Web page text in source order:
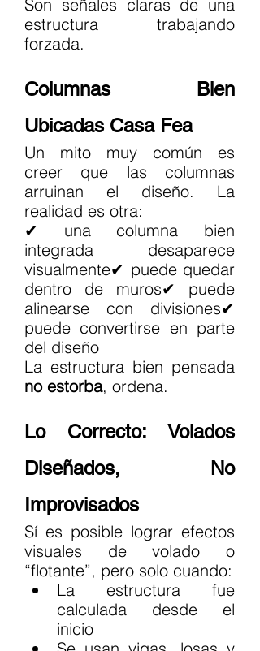
Son señales claras de una
estructura trabajando
forzada.
Columnas Bien
Ubicadas Casa Fea
Un mito muy común es
creer que las columnas
arruinan el diseño. La
realidad es otra:
✔ una columna bien
integrada desaparece
visualmente✔ puede quedar
dentro de muros✔ puede
alinearse con divisiones✔
puede convertirse en parte
del diseño
no estorba, ordena.
Lo Correcto: Volados
Diseñados, No
Improvisados
Sí es posible lograr efectos
visuales de volado o
“flotante”, pero solo cuando:
La estructura fue
calculada desde el
inicio